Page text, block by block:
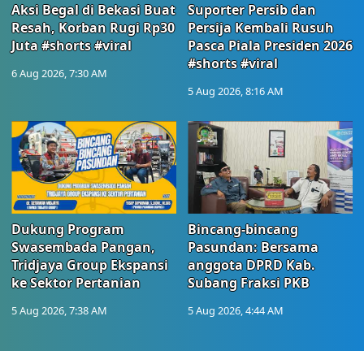
Aksi Begal di Bekasi Buat
Resah, Korban Rugi Rp30
Juta #shorts #viral
6 Aug 2026, 7:30 AM
Suporter Persib dan
Persija Kembali Rusuh
Pasca Piala Presiden 2026
#shorts #viral
5 Aug 2026, 8:16 AM
Dukung Program
Swasembada Pangan,
Tridjaya Group Ekspansi
ke Sektor Pertanian
5 Aug 2026, 7:38 AM
Bincang-bincang
Pasundan: Bersama
anggota DPRD Kab.
Subang Fraksi PKB
5 Aug 2026, 4:44 AM